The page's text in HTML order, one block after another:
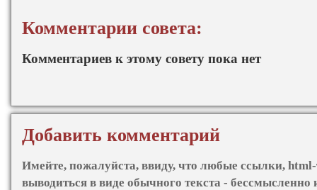
Комментарии совета:
Комментариев к этому совету пока нет
Добавить комментарий
Имейте, пожалуйста, ввиду, что любые ссылки,
выводиться в виде обычного текста - бессмысленно